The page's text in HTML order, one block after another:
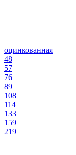
оцинкованная
48
57
76
89
108
114
133
159
219